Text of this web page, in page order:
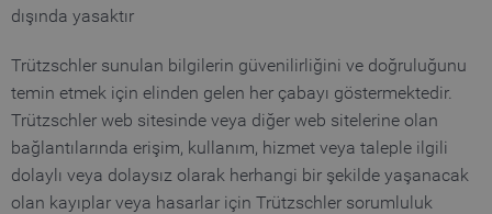
dışında yasaktır
Trützschler sunulan bilgilerin güvenilirliğini ve doğruluğunu
temin etmek için elinden gelen her çabayı göstermektedir.
Trützschler web sitesinde veya diğer web sitelerine olan
bağlantılarında erişim, kullanım, hizmet veya taleple ilgili
dolaylı veya dolaysız olarak herhangi bir şekilde yaşanacak
olan kayıplar veya hasarlar için Trützschler sorumluluk